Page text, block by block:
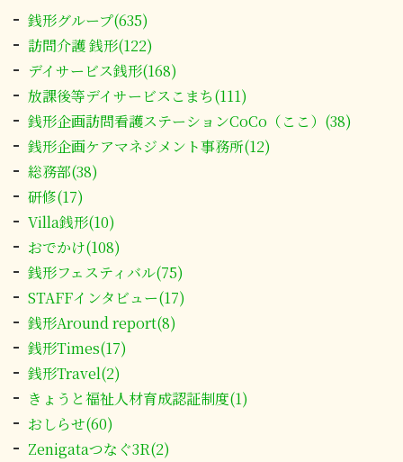
銭形グループ(635)
訪問介護 銭形(122)
デイサービス銭形(168)
放課後等デイサービスこまち(111)
銭形企画訪問看護ステーションCoCo（ここ）(38)
銭形企画ケアマネジメント事務所(12)
総務部(38)
研修(17)
Villa銭形(10)
おでかけ(108)
銭形フェスティバル(75)
STAFFインタビュー(17)
銭形Around report(8)
銭形Times(17)
銭形Travel(2)
きょうと福祉人材育成認証制度(1)
おしらせ(60)
Zenigataつなぐ3R(2)